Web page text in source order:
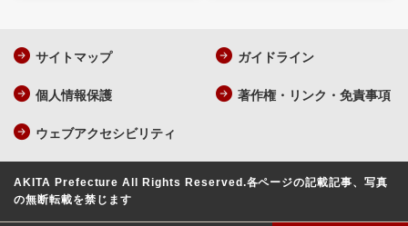
サイトマップ ガイドライン
個人情報保護 著作権・リンク・免責事項
ウェブアクセシビリティ
AKITA Prefecture All Rights Reserved.各ページの記載記事、写真
の無断転載を禁じます